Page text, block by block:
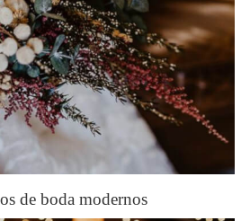
de boda modernos